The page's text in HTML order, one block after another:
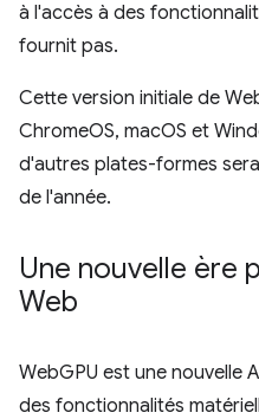
à l'accès à des
fournit pas.
Cette version initiale de
ChromeOS, macOS et
d'autres plates-formes
de l'année.
Une nouvelle ère
Web
WebGPU est une nouvelle
des fonctionnalités